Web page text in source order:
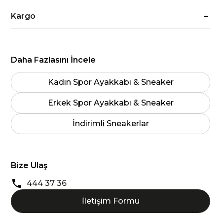
Kargo
Daha Fazlasını İncele
Kadın Spor Ayakkabı & Sneaker
Erkek Spor Ayakkabı & Sneaker
İndirimli Sneakerlar
Bize Ulaş
444 37 36
İletişim Formu